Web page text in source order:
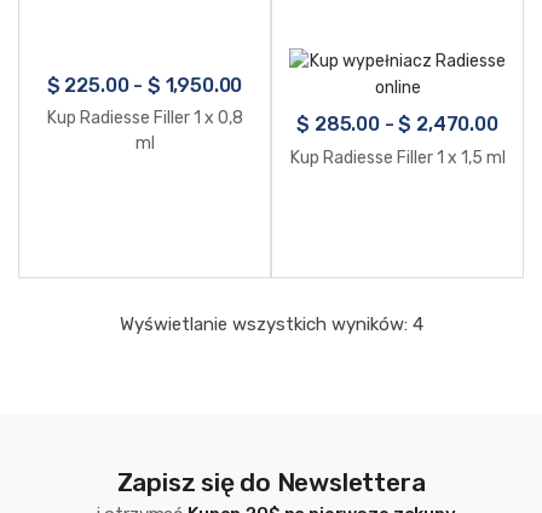
$ 225.00- $ 1,950.00
Kup Radiesse Filler 1 x 0,8
ml
$ 285.00-$ 2,470.00
Kup Radiesse Filler 1 x 1,5 ml
Wyświetlanie wszystkich wyników: 4
Zapisz się do Newslettera